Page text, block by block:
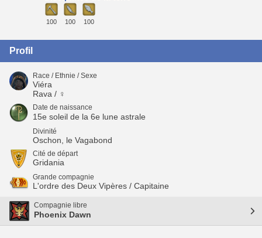
100 100 100
Profil
Race / Ethnie / Sexe
Viéra
Rava / ♀
Date de naissance
15e soleil de la 6e lune astrale
Divinité
Oschon, le Vagabond
Cité de départ
Gridania
Grande compagnie
L'ordre des Deux Vipères / Capitaine
Compagnie libre
Phoenix Dawn